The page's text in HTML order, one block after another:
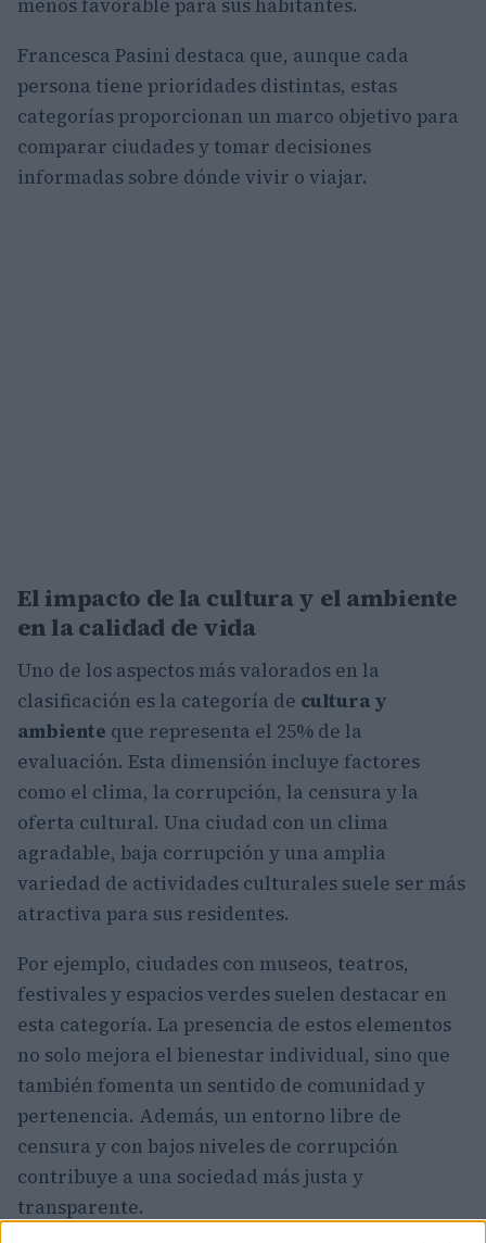
menos favorable para sus habitantes.
Francesca Pasini destaca que, aunque cada
persona tiene prioridades distintas, estas
categorías proporcionan un marco objetivo para
comparar ciudades y tomar decisiones
informadas sobre dónde vivir o viajar.
El impacto de la cultura y el ambiente
en la calidad de vida
Uno de los aspectos más valorados en la
clasificación es la categoría de cultura y
ambiente que representa el 25% de la
evaluación. Esta dimensión incluye factores
como el clima, la corrupción, la censura y la
oferta cultural. Una ciudad con un clima
agradable, baja corrupción y una amplia
variedad de actividades culturales suele ser más
atractiva para sus residentes.
Por ejemplo, ciudades con museos, teatros,
festivales y espacios verdes suelen destacar en
esta categoría. La presencia de estos elementos
no solo mejora el bienestar individual, sino que
también fomenta un sentido de comunidad y
pertenencia. Además, un entorno libre de
censura y con bajos niveles de corrupción
contribuye a una sociedad más justa y
transparente.